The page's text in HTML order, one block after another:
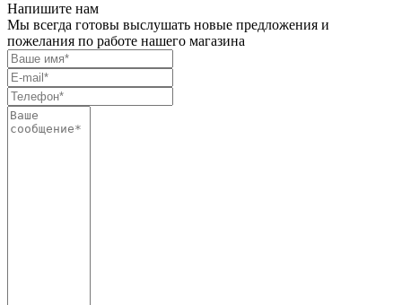
Напишите нам
Мы всегда готовы выслушать новые предложения и
пожелания по работе нашего магазина